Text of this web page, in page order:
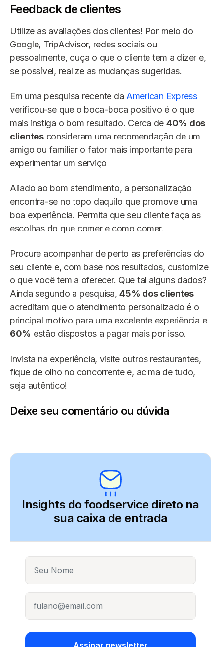
Feedback de clientes
Utilize as avaliações dos clientes! Por meio do
Google, TripAdvisor, redes sociais ou
pessoalmente, ouça o que o cliente tem a dizer e,
se possível, realize as mudanças sugeridas.
Em uma pesquisa recente da American Express
verificou-se que o boca-boca positivo é o que
mais instiga o bom resultado. Cerca de 40% dos
clientesconsideram uma recomendação de um
amigo ou familiar o fator mais importante para
experimentar um serviço
Aliado ao bom atendimento, a personalização
encontra-se no topo daquilo que promove uma
boa experiência. Permita que seu cliente faça as
escolhas do que comer e como comer.
Procure acompanhar de perto as preferências do
seu cliente e, com base nos resultados, customize
o que você tem a oferecer. Que tal alguns dados?
Ainda segundo a pesquisa,45% dos clientes
acreditam que o atendimento personalizado é o
principal motivo para uma excelente experiência e
60% estão dispostos a pagar mais por isso.
Invista na experiência, visite outros restaurantes,
fique de olho no concorrente e, acima de tudo,
seja autêntico!
Deixe seu comentário ou dúvida
Insights do foodservice direto na
sua caixa de entrada